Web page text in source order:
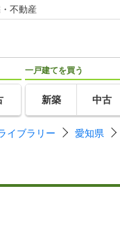
不動産
一戸建てを買う
新築 中古
イブラリー 愛知県